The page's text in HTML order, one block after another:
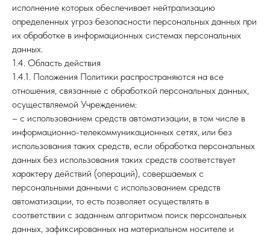
исполнение которых обеспечивает нейтрализацию
определенных угроз безопасности персональных данных при
их обработке в информационных системах персональных
данных.
1.4. Область действия
1.4.1. Положения Политики распространяются на все
отношения, связанные с обработкой персональных данных,
осуществляемой Учреждением:
– с использованием средств автоматизации, в том числе в
информационно-телекоммуникационных сетях, или без
использования таких средств, если обработка персональных
данных без использования таких средств соответствует
характеру действий (операций), совершаемых с
персональными данными с использованием средств
автоматизации, то есть позволяет осуществлять в
соответствии с заданным алгоритмом поиск персональных
данных, зафиксированных на материальном носителе и